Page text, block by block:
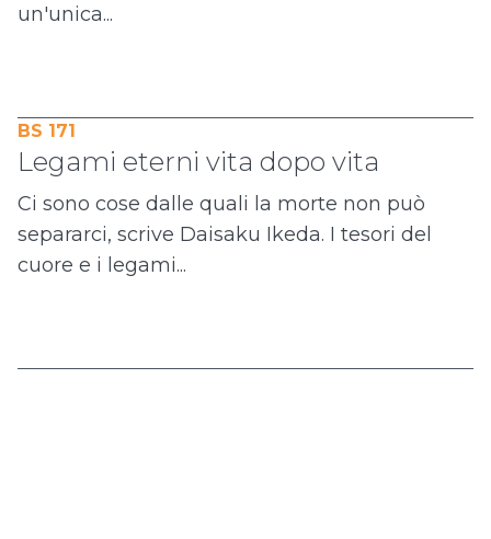
un'unica...
BS 171
Legami eterni vita dopo vita
Ci sono cose dalle quali la morte non può
separarci, scrive Daisaku Ikeda. I tesori del
cuore e i legami...